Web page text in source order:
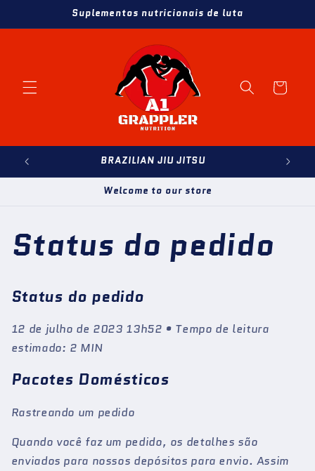
conteúdo
Suplementos nutricionais de luta
Carrinho
BRAZILIAN JIU JITSU
Welcome to our store
Status do pedido
Status do pedido
12 de julho de 2023 13h52 • Tempo de leitura
estimado: 2 MIN
Pacotes Domésticos
Rastreando um pedido
Quando você faz um pedido, os detalhes são
enviados para nossos depósitos para envio. Assim